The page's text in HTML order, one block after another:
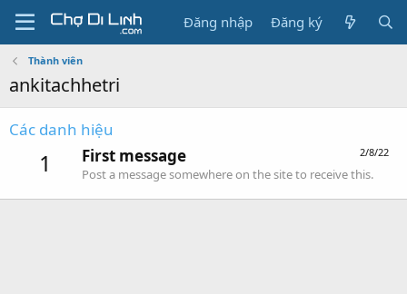
Đăng nhập Đăng ký
Thành viên
ankitachhetri
Các danh hiệu
1 2/8/22
First message
Post a message somewhere on the site to receive this.